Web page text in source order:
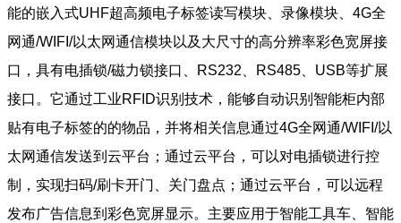
能的嵌入式UHF超高频电子标签读写模块、录像模块、4G全
网通/WIFI/以太网通信模块以及大尺寸的高分辨率彩色宽屏接
口，具有电插锁/磁力锁接口、RS232、RS485、USB等扩展
接口。它通过工业RFID识别技术，能够自动识别智能柜内部
贴有电子标签的的物品，并将相关信息通过4G全网通/WIFI/以
太网通信发送到云平台；通过云平台，可以对电插锁进行控
制，实现扫码/刷卡开门、关门盘点；通过云平台，可以远程
发布广告信息到彩色宽屏显示。主要应用于智能工具车、智能